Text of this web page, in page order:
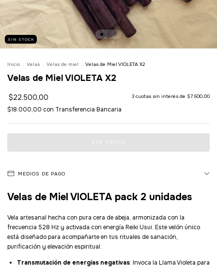
SIN STOCK
Inicio . Velas . Velas de miel . Velas de Miel VIOLETA X2
Velas de Miel VIOLETA X2
$22.500,00 3 cuotas sin interés de $7.500,00
$18.000,00 con Transferencia Bancaria
MEDIOS DE PAGO
Velas de Miel VIOLETA pack 2 unidades
Vela artesanal hecha con pura cera de abeja, armonizada con la
frecuencia 528 Hz y activada con energía Reiki Usui. Este velón único
está diseñado para acompañarte en tus rituales de sanación,
purificación y elevación espiritual.
Transmutación de energías negativas: Invoca la Llama Violeta para